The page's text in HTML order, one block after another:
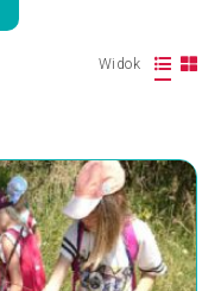
Widok